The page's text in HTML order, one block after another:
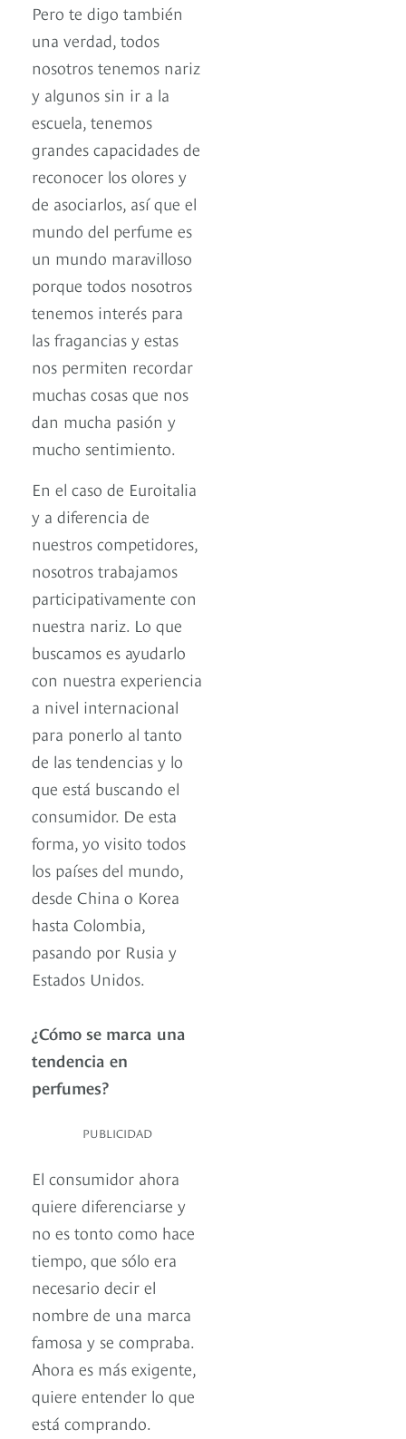
Pero te digo también
una verdad, todos
nosotros tenemos nariz
y algunos sin ir a la
escuela, tenemos
grandes capacidades de
reconocer los olores y
de asociarlos, así que el
mundo del perfume es
un mundo maravilloso
porque todos nosotros
tenemos interés para
las fragancias y estas
nos permiten recordar
muchas cosas que nos
dan mucha pasión y
mucho sentimiento.
En el caso de Euroitalia
y a diferencia de
nuestros competidores,
nosotros trabajamos
participativamente con
nuestra nariz. Lo que
buscamos es ayudarlo
con nuestra experiencia
a nivel internacional
para ponerlo al tanto
de las tendencias y lo
que está buscando el
consumidor. De esta
forma, yo visito todos
los países del mundo,
desde China o Korea
hasta Colombia,
pasando por Rusia y
Estados Unidos.
¿Cómo se marca una
tendencia en
perfumes?
PUBLICIDAD
El consumidor ahora
quiere diferenciarse y
no es tonto como hace
tiempo, que sólo era
necesario decir el
nombre de una marca
famosa y se compraba.
Ahora es más exigente,
quiere entender lo que
está comprando.